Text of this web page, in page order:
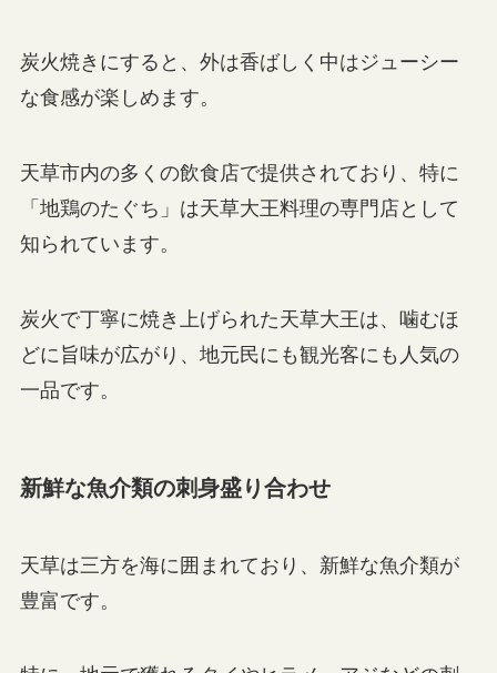
炭火焼きにすると、外は香ばしく中はジューシー
な食感が楽しめます。
天草市内の多くの飲食店で提供されており、特に
「地鶏のたぐち」は天草大王料理の専門店として
知られています。
炭火で丁寧に焼き上げられた天草大王は、噛むほ
どに旨味が広がり、地元民にも観光客にも人気の
一品です。
新鮮な魚介類の刺身盛り合わせ
天草は三方を海に囲まれており、新鮮な魚介類が
豊富です。